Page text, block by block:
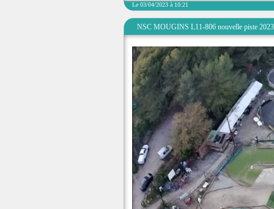
Le 03/04/2023 à 10:21
NSC MOUGINS L11-806 nouvelle piste 2023